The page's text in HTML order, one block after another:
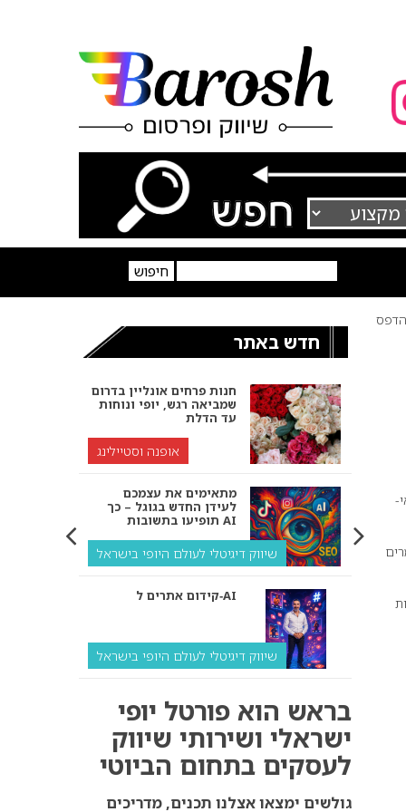
הדפס
חדש באתר
חנות פרחים אונליין בדרום
שמביאה רגש, יופי ונוחות
עד הדלת
אופנה וסטיילינג
מתאימים את עצמכם
לעידן החדש בגוגל – כך
תופיעו בתשובות AI
שיווק דיגיטלי לעולם היופי בישראל
קידום אתרים ל‑AI
שיווק דיגיטלי לעולם היופי בישראל
ולמה העסק שלך צריך
שיווק דיגיטלי לעסקים
קידום ל‑AI לעומת קידום
בראש הוא פורטל יופי
ישראלי ושירותי שיווק
לעסקים בתחום הביוטי
גולשים ימצאו אצלנו תכנים, מדריכים